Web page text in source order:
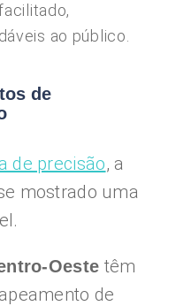
ao público.
de
de precisão, a
mostrado uma
Oeste têm
de